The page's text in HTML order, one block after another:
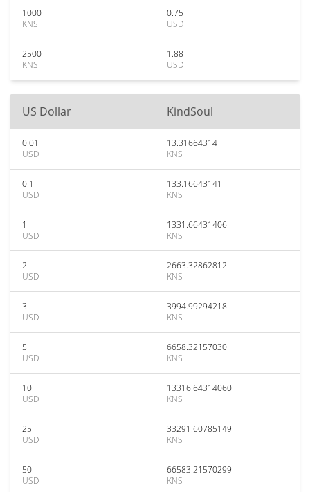
1000
KNS
0.75
USD
2500
KNS
1.88
USD
US Dollar KindSoul
0.01
USD
13.31664314
KNS
0.1
USD
133.16643141
KNS
1
USD
1331.66431406
KNS
2
USD
2663.32862812
KNS
3
USD
3994.99294218
KNS
5
USD
6658.32157030
KNS
10
USD
13316.64314060
KNS
25
USD
33291.60785149
KNS
50
USD
66583.21570299
KNS